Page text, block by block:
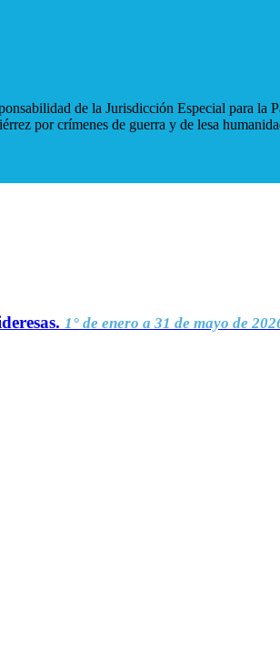
de la Jurisdicción Especial para
por crímenes de guerra y de lesa
1° de enero a 31 de mayo de